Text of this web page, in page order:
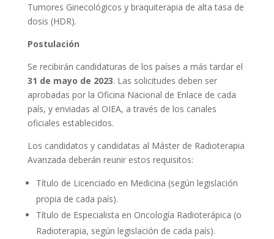
Tumores Ginecológicos y braquiterapia de alta tasa de
dosis (HDR).
Postulación
Se recibirán candidaturas de los países a más tardar el
31 de mayo de 2023. Las solicitudes deben ser
aprobadas por la Oficina Nacional de Enlace de cada
país, y enviadas al OIEA, a través de los canales
oficiales establecidos.
Los candidatos y candidatas al Máster de Radioterapia
Avanzada deberán reunir estos requisitos:
Título de Licenciado en Medicina (según legislación
propia de cada país).
Título de Especialista en Oncología Radioterápica (o
Radioterapia, según legislación de cada país).